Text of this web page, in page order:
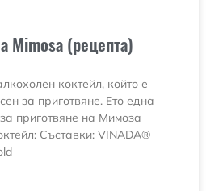
Mimosa (рецепта)
коктейл, който е
за приготвяне. Ето една
приготвяне на Мимоза
Съставки: VINADA®